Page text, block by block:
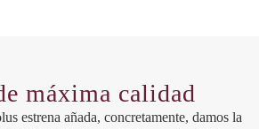
máxima calidad
estrena añada, concretamente, damos la